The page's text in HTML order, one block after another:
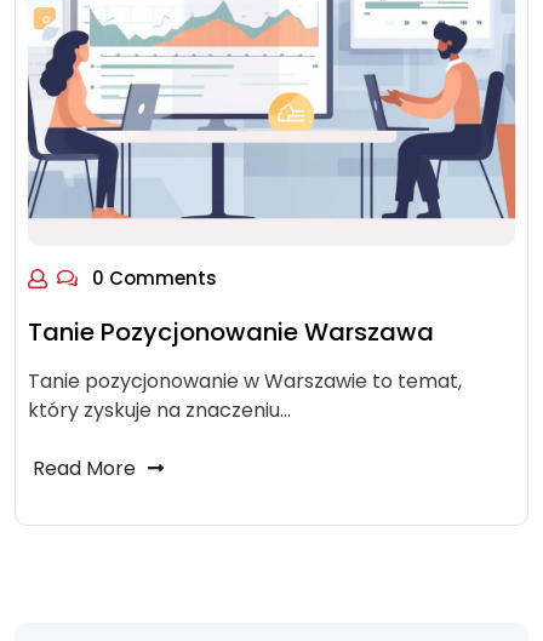
0 Comments
Tanie Pozycjonowanie Warszawa
Tanie pozycjonowanie w Warszawie to temat,
który zyskuje na znaczeniu…
Read More